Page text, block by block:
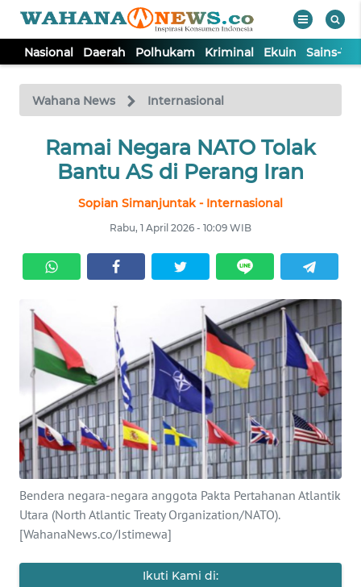
Nasional Daerah Polhukam Kriminal Ekuin Sains-
Wahana News Internasional
Ramai Negara NATO Tolak
Bantu AS di Perang Iran
Sopian Simanjuntak - Internasional
Rabu, 1 April 2026 - 10:09 WIB
Bendera negara-negara anggota Pakta Pertahanan Atlantik
Utara (North Atlantic Treaty Organization/NATO).
[WahanaNews.co/Istimewa]
Ikuti Kami di:
TV
Tutup
NASIONAL
KRIMINAL
EKUIN
SAINS-TEKNO
KESEHATAN
INTERNASIONAL
SERBA-SERBI